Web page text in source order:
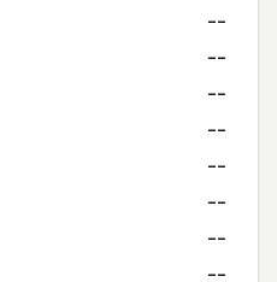
--
--
--
--
--
--
--
--